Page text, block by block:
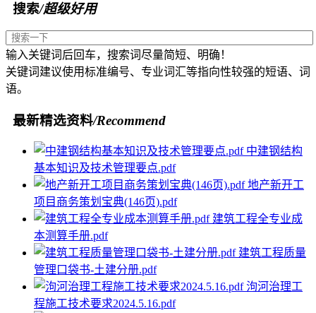
搜索/超级好用
输入关键词后回车，搜索词尽量简短、明确！
关键词建议使用标准编号、专业词汇等指向性较强的短语、词
语。
最新精选资料/Recommend
中建钢结构
基本知识及技术管理要点.pdf
地产新开工
项目商务策划宝典(146页).pdf
建筑工程全专业成
本测算手册.pdf
建筑工程质量
管理口袋书-土建分册.pdf
泃河治理工
程施工技术要求2024.5.16.pdf